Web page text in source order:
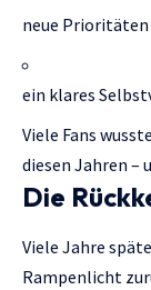
neue Prioritäten
ein klares
Viele Fans
diesen Jahren –
Die
Viele Jahre
Rampenlicht